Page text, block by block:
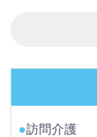
●訪問介護